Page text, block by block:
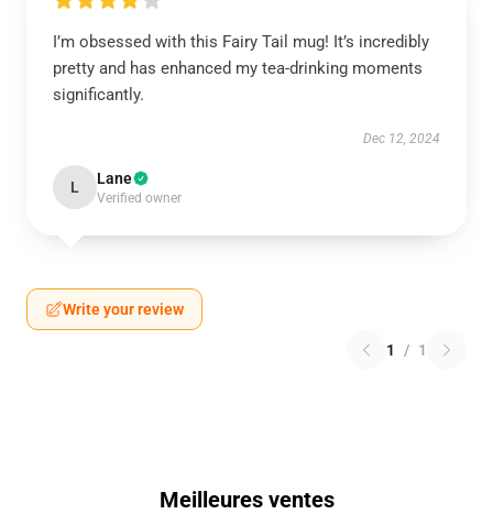
I’m obsessed with this Fairy Tail mug! It’s incredibly
pretty and has enhanced my tea-drinking moments
significantly.
Dec 12, 2024
L Lane
Verified owner
Write your review
1 / 1
Meilleures ventes